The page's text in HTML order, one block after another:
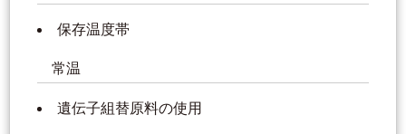
保存温度帯
常温
遺伝子組替原料の使用